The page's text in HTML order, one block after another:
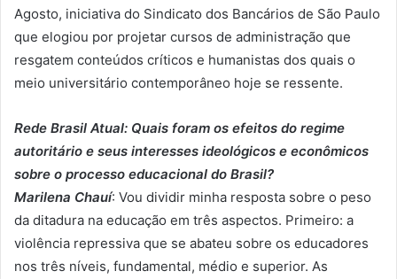
Agosto, iniciativa do Sindicato dos Bancários de São Paulo
que elogiou por projetar cursos de administração que
resgatem conteúdos críticos e humanistas dos quais o
meio universitário contemporâneo hoje se ressente.
Rede Brasil Atual: Quais foram os efeitos do regime
autoritário e seus interesses ideológicos e econômicos
sobre o processo educacional do Brasil?
Marilena Chauí: Vou dividir minha resposta sobre o peso
da ditadura na educação em três aspectos. Primeiro: a
violência repressiva que se abateu sobre os educadores
nos três níveis, fundamental, médio e superior. As